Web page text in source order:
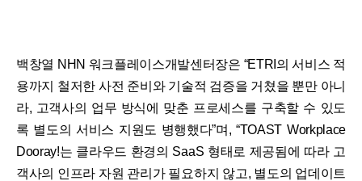
백창열 NHN 워크플레이스개발센터장은 “ETRI의 서비스 적
용까지 철저한 사전 준비와 기술적 검증을 거쳤을 뿐만 아니
라, 고객사의 업무 방식에 맞춘 프로세스를 구축할 수 있도
록 별도의 서비스 지원도 병행했다”며, “TOAST Workplace
Dooray!는 클라우드 환경의 SaaS 형태로 제공됨에 따라 고
객사의 인프라 자원 관리가 필요하지 않고, 별도의 업데이트